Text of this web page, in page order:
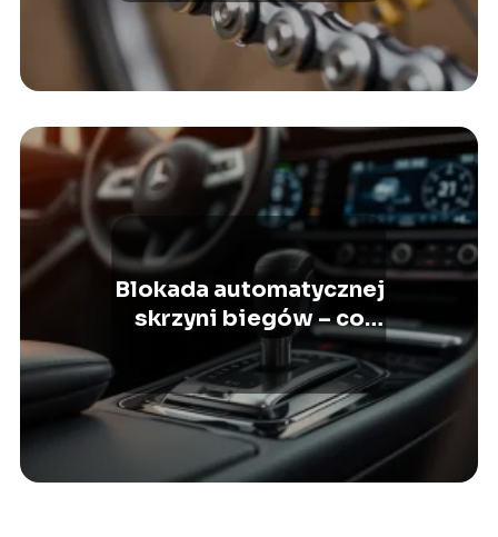
Blokada automatycznej
skrzyni biegów – co
warto wiedzieć?